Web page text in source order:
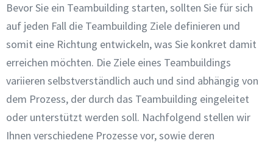
Bevor Sie ein Teambuilding starten, sollten Sie für sich
auf jeden Fall die Teambuilding Ziele definieren und
somit eine Richtung entwickeln, was Sie konkret damit
erreichen möchten. Die Ziele eines Teambuildings
variieren selbstverständlich auch und sind abhängig von
dem Prozess, der durch das Teambuilding eingeleitet
oder unterstützt werden soll. Nachfolgend stellen wir
Ihnen verschiedene Prozesse vor, sowie deren